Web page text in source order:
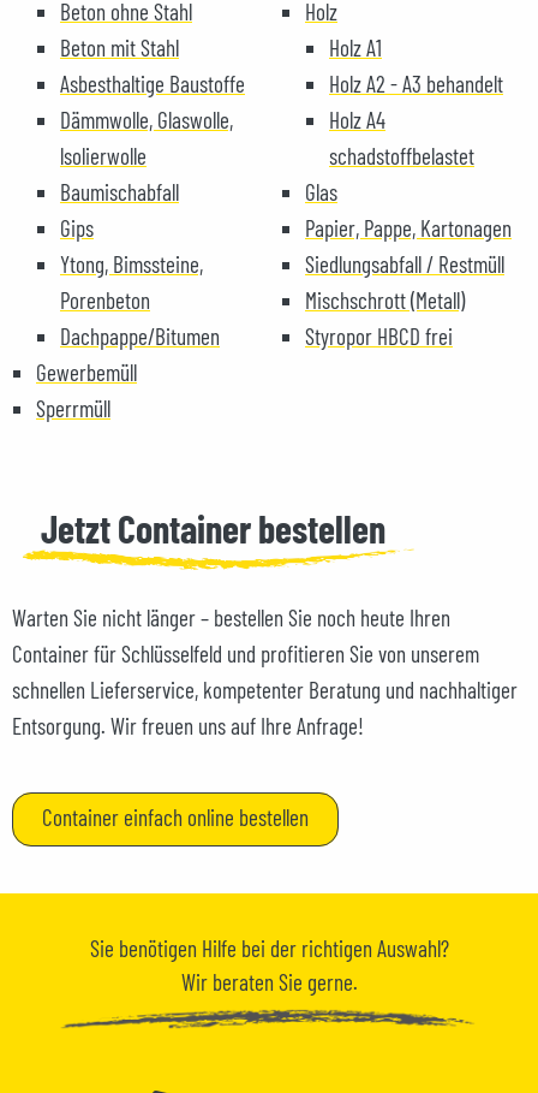
Beton ohne Stahl
Beton mit Stahl
Asbesthaltige Baustoffe
Dämmwolle, Glaswolle,
lsolierwolle
Baumischabfall
Gips
Ytong, Bimssteine,
Porenbeton
Dachpappe/Bitumen
Gewerbemüll
Sperrmüll
Holz
Holz A1
Holz A2 - A3 behandelt
Holz A4
schadstoffbelastet
Glas
Papier, Pappe, Kartonagen
Siedlungsabfall / Restmüll
Mischschrott (Metall)
Styropor HBCD frei
Jetzt Container bestellen
Warten Sie nicht länger – bestellen Sie noch heute Ihren
Container für Schlüsselfeld und profitieren Sie von unserem
schnellen Lieferservice, kompetenter Beratung und nachhaltiger
Entsorgung. Wir freuen uns auf Ihre Anfrage!
Container einfach online bestellen
Sie benötigen Hilfe bei der richtigen Auswahl?
Wir beraten Sie gerne.